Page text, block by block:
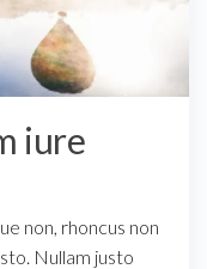
iure
non, rhoncus non
Nullam justo